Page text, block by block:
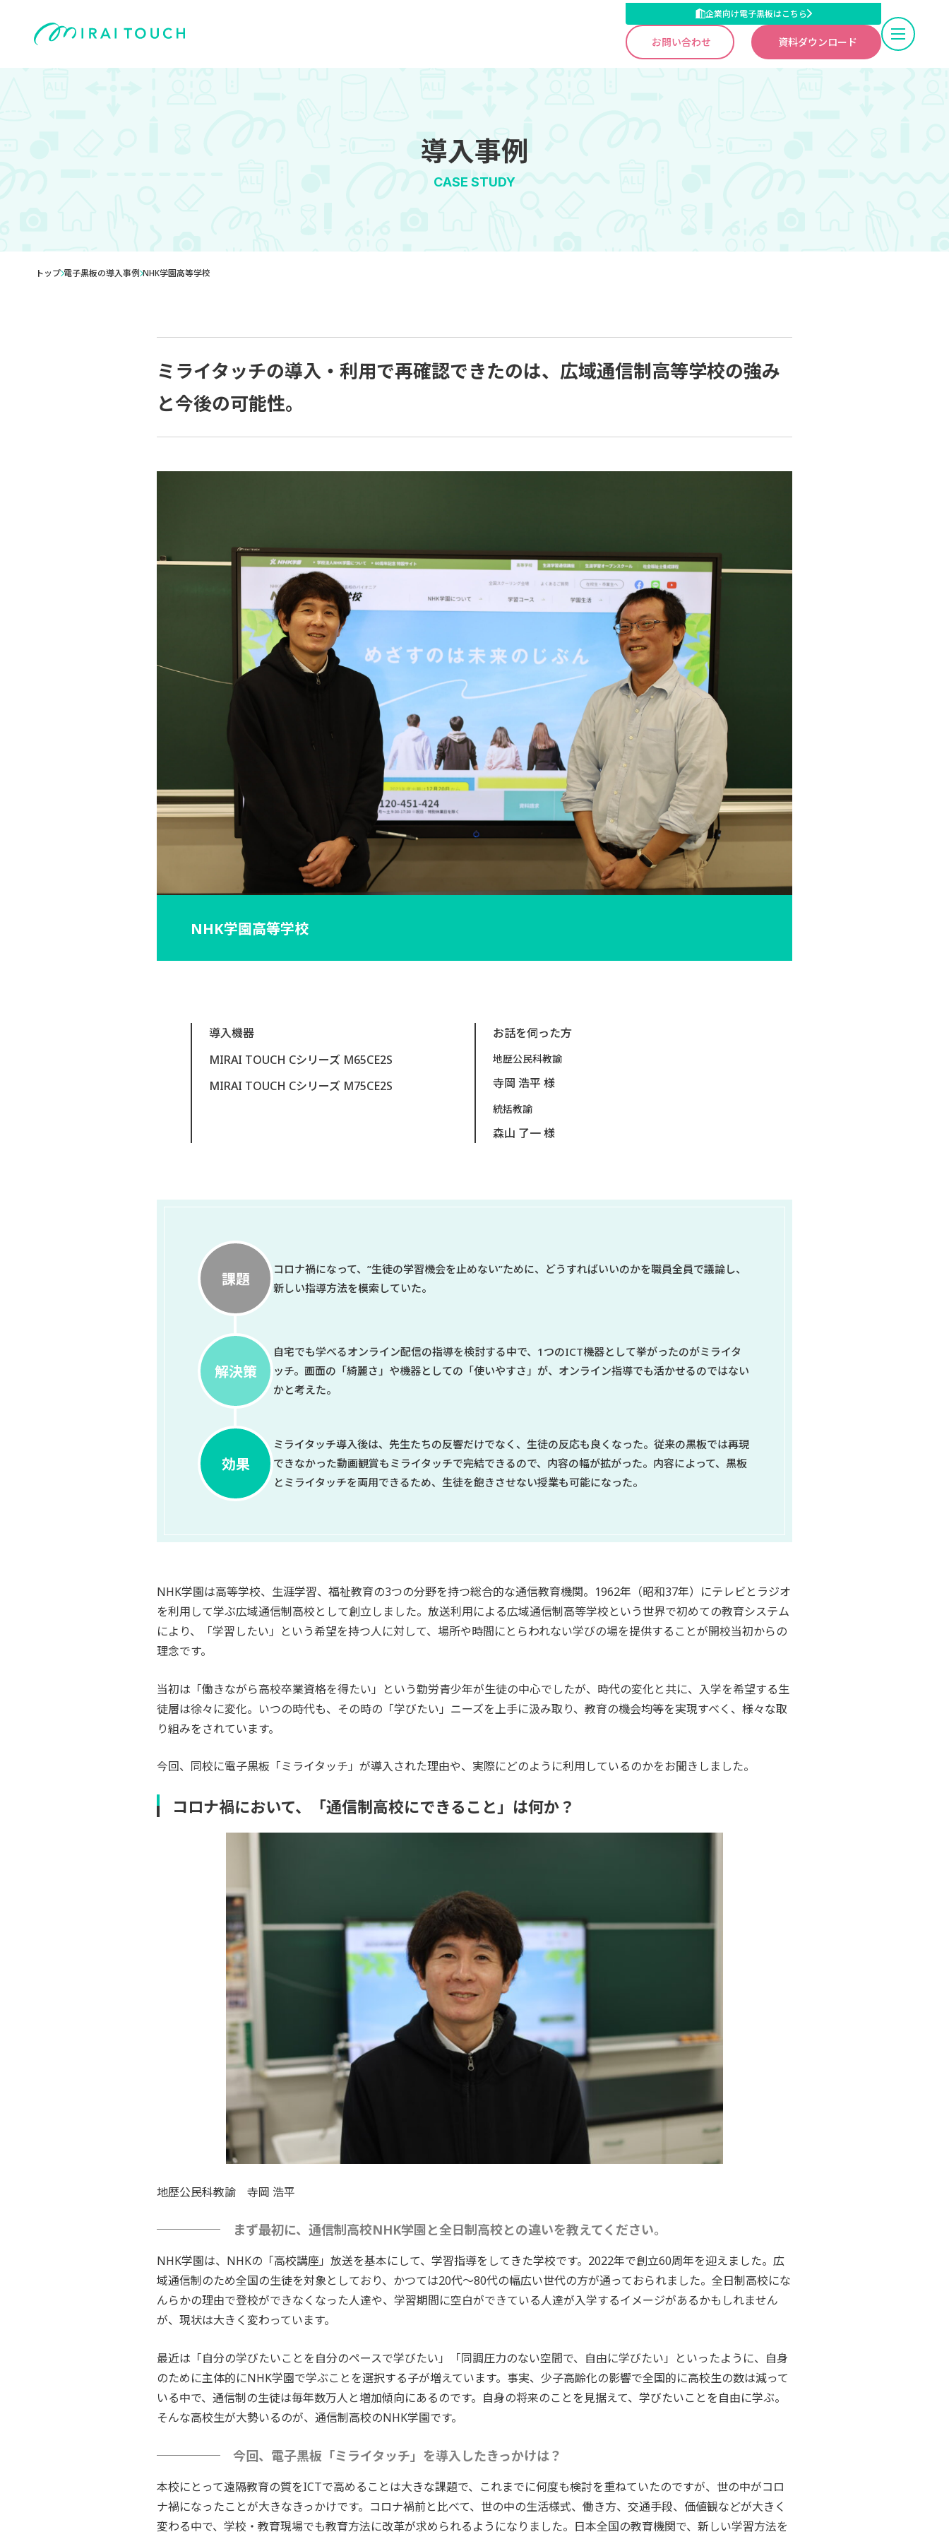
企業向け電子黒板はこちら
お問い合わせ 資料ダウンロード
導入事例
CASE STUDY
トップ 電子黒板の導入事例 NHK学園高等学校
ミライタッチの導入・利用で再確認できたのは、広域通信制高等学校の強み
と今後の可能性。
NHK学園高等学校
導入機器
MIRAI TOUCH Cシリーズ M65CE2S
MIRAI TOUCH Cシリーズ M75CE2S
お話を伺った方
地歴公民科教諭
寺岡 浩平 様
統括教諭
森山 了一 様
コロナ禍になって、”生徒の学習機会を止めない”ために、どうすればいいのかを職員全員で議論し、
新しい指導方法を模索していた。
自宅でも学べるオンライン配信の指導を検討する中で、1つのICT機器として挙がったのがミライタ
ッチ。画面の「綺麗さ」や機器としての「使いやすさ」が、オンライン指導でも活かせるのではない
かと考えた。
ミライタッチ導入後は、先生たちの反響だけでなく、生徒の反応も良くなった。従来の黒板では再現
できなかった動画観賞もミライタッチで完結できるので、内容の幅が拡がった。内容によって、黒板
とミライタッチを両用できるため、生徒を飽きさせない授業も可能になった。
NHK学園は高等学校、生涯学習、福祉教育の3つの分野を持つ総合的な通信教育機関。 1962年（昭和37年）にテレビとラジオ
を利用して学ぶ広域通信制高校として創立しました。放送利用による広域通信制高等学校という世界で初めての教育システム
により、「学習したい」という希望を持つ人に対して、場所や時間にとらわれない学びの場を提供することが開校当初からの
理念です。
当初は「働きながら高校卒業資格を得たい」という勤労青少年が生徒の中心でしたが、時代の変化と共に、入学を希望する生
徒層は徐々に変化。いつの時代も、その時の「学びたい」ニーズを上手に汲み取り、教育の機会均等を実現すべく、様々な取
り組みをされています。
今回、同校に電子黒板「ミライタッチ」が導入された理由や、実際にどのように利用しているのかをお聞きしました。
コロナ禍において、「通信制高校にできること」は何か？
地歴公民科教諭 寺岡 浩平
まず最初に、通信制高校NHK学園と全日制高校との違いを教えてください。
NHK学園は、NHKの「高校講座」放送を基本にして、学習指導をしてきた学校です。2022年で創立60周年を迎えました。広
域通信制のため全国の生徒を対象としており、かつては20代〜80代の幅広い世代の方が通っておられました。全日制高校にな
んらかの理由で登校ができなくなった人達や、学習期間に空白ができている人達が入学するイメージがあるかもしれません
が、現状は大きく変わっています。
最近は「自分の学びたいことを自分のペースで学びたい」「同調圧力のない空間で、自由に学びたい」といったように、自身
のために主体的にNHK学園で学ぶことを選択する子が増えています。事実、少子高齢化の影響で全国的に高校生の数は減って
いる中で、通信制の生徒は毎年数万人と増加傾向にあるのです。自身の将来のことを見据えて、学びたいことを自由に学ぶ。
そんな高校生が大勢いるのが、通信制高校のNHK学園です。
今回、電子黒板「ミライタッチ」を導入したきっかけは？
本校にとって遠隔教育の質をICTで高めることは大きな課題で、これまでに何度も検討を重ねていたのですが、 世の中がコロ
ナ禍になったことが大きなきっかけです。コロナ禍前と比べて、世の中の生活様式、働き方、交通手段、価値観などが大きく
変わる中で、学校・教育現場でも教育方法に改革が求められるようになりました。日本全国の教育機関で、新しい学習方法を